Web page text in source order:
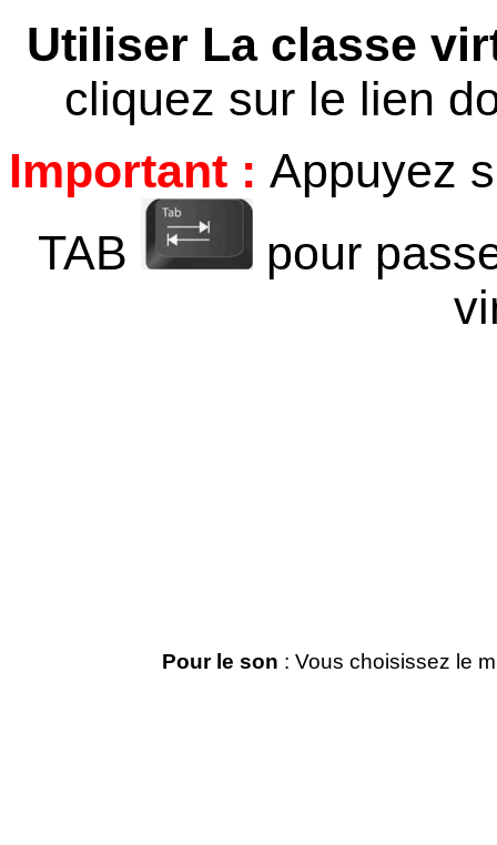
Utiliser La classe
cliquez sur le lien
Important : Appuyez
TAB
pour
Pour le son : Vous choisissez le